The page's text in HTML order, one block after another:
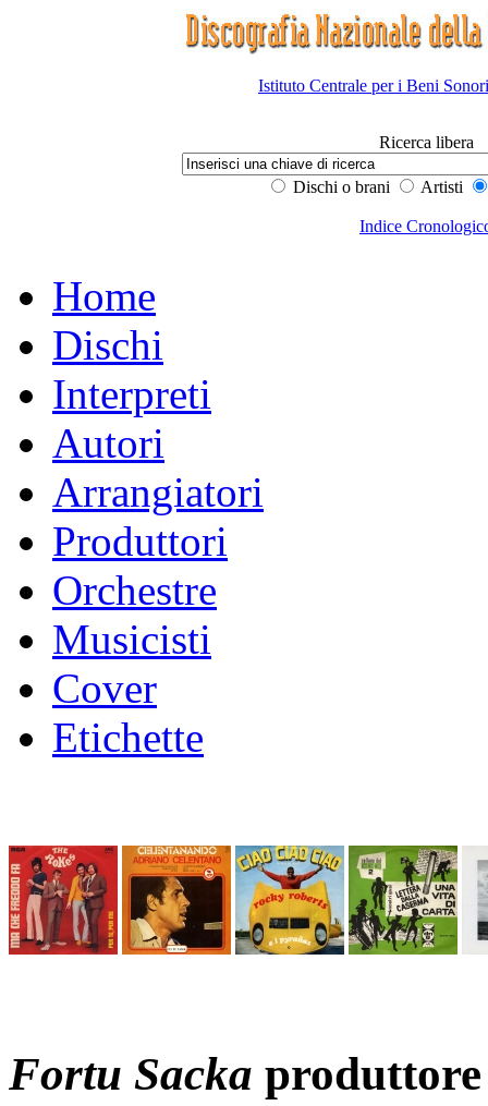
Istituto Centrale per i Beni
Ricerca libera
Dischi o brani Artisti
Indice
Home
Dischi
Interpreti
Autori
Arrangiatori
Produttori
Orchestre
Musicisti
Cover
Etichette
Fortu Sacka produttore